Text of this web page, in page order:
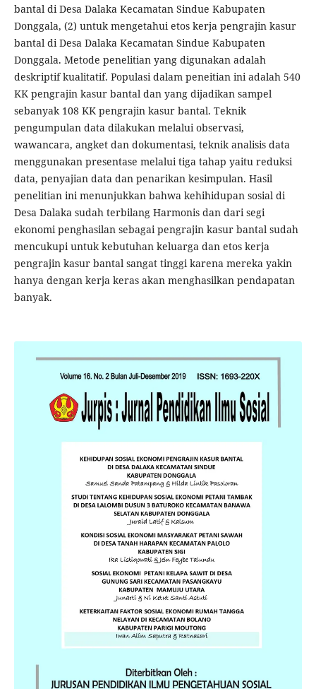
bantal di Desa Dalaka Kecamatan Sindue Kabupaten
Donggala, (2) untuk mengetahui etos kerja pengrajin kasur
bantal di Desa Dalaka Kecamatan Sindue Kabupaten
Donggala. Metode penelitian yang digunakan adalah
deskriptif kualitatif. Populasi dalam peneitian ini adalah 540
KK pengrajin kasur bantal dan yang dijadikan sampel
sebanyak 108 KK pengrajin kasur bantal. Teknik
pengumpulan data dilakukan melalui observasi,
wawancara, angket dan dokumentasi, teknik analisis data
menggunakan presentase melalui tiga tahap yaitu reduksi
data, penyajian data dan penarikan kesimpulan. Hasil
penelitian ini menunjukkan bahwa kehihidupan sosial di
Desa Dalaka sudah terbilang Harmonis dan dari segi
ekonomi penghasilan sebagai pengrajin kasur bantal sudah
mencukupi untuk kebutuhan keluarga dan etos kerja
pengrajin kasur bantal sangat tinggi karena mereka yakin
hanya dengan kerja keras akan menghasilkan pendapatan
banyak.